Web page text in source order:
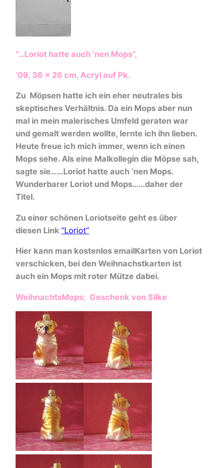
“…Loriot hatte auch ‘nen Mops”,
‘09, 36 x 26 cm, Acryl auf Pk.
Zu Möpsen hatte ich ein eher neutrales bis
skeptisches Verhältnis. Da ein Mops aber nun
mal in mein malerisches Umfeld geraten war
und gemalt werden wollte, lernte ich ihn lieben.
Heute freue ich mich immer, wenn ich einen
Mops sehe. Als eine Malkollegin die Möpse sah,
sagte sie……Loriot hatte auch ‘nen Mops.
Wunderbarer Loriot und Mops……daher der
Titel.
Zu einer schönen Loriotseite geht es über
diesen Link “Loriot”
Hier kann man kostenlos emailKarten von Loriot
verschicken, bei den Weihnachstkarten ist
auch ein Mops mit roter Mütze dabei.
WeihnachtsMops; Geschenk von Silke